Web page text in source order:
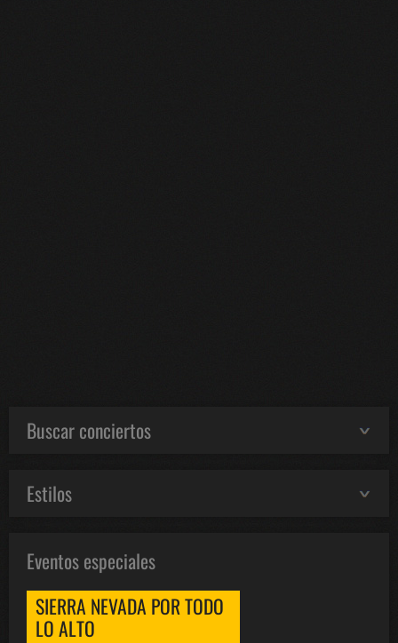
Buscar conciertos
Estilos
Eventos especiales
SIERRA NEVADA POR TODO
LO ALTO